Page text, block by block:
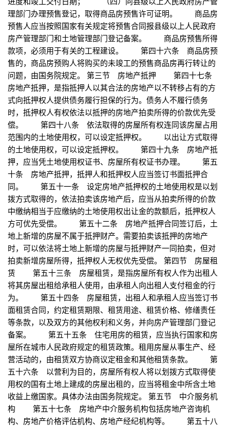
理部门办理预售登记，取得商品房预售许可证明。 商品房
预售人应当按照国家有关规定将预售合同报县级以上人民政府
房产管理部门和土地管理部门登记备案。 商品房预售所得
款项，必须用于有关的工程建设。 第四十六条 商品房预
售的，商品房预购人将购买的未竣工的预售商品房再行转让的
问题，由国务院规定。 第三节 房地产抵押 第四十七条
房地产抵押，是指抵押人以其合法的房地产以不转移占有的方
式向抵押权人提供债务履行担保的行为。债务人不履行债务
时，抵押权人有权依法以抵押的房地产拍卖所得的价款优先受
偿。 第四十八条 依法取得的房屋所有权连同该房屋占用
范围内的土地使用权，可以设定抵押权。 以出让方式取得
的土地使用权，可以设定抵押权。 第四十九条 房地产抵
押，应当凭土地使用权证书、房屋所有权证书办理。 第五
十条 房地产抵押，抵押人和抵押权人应当签订书面抵押合
同。 第五十一条 设定房地产抵押权的土地使用权是以划
拨方式取得的，依法拍卖该房地产后，应当从拍卖所得的价款
中缴纳相当于应缴纳的土地使用权出让金的款额后，抵押权人
方可优先受偿。 第五十二条 房地产抵押合同签订后，土
地上新增的房屋不属于抵押财产。需要拍卖该抵押的房地产
时，可以依法将土地上新增的房屋与抵押财产一同拍卖，但对
拍卖新增房屋所得，抵押权人无权优先受偿。 第四节 房屋租
赁 第五十三条 房屋租赁，是指房屋所有权人作为出租人
将其房屋出租给承租人使用，由承租人向出租人支付租金的行
为。 第五十四条 房屋租赁，出租人和承租人应当签订书
面租赁合同，约定租赁期限、租赁用途、租赁价格、修缮责任
等条款，以及双方的其他权利和义务，并向房产管理部门登记
备案。 第五十五条 住宅用房的租赁，应当执行国家和房
屋所在城市人民政府规定的租赁政策。租用房屋从事生产、经
营活动的，由租赁双方协商议定租金和其他租赁条款。 第
五十六条 以营利为目的，房屋所有权人将以划拨方式取得使
用权的国有土地上建成的房屋出租的，应当将租金中所含土地
收益上缴国家。具体办法由国务院规定。 第五节 中介服务机
构 第五十七条 房地产中介服务机构包括房地产咨询机
构、房地产价格评估机构、房地产经纪机构等。 第五十八